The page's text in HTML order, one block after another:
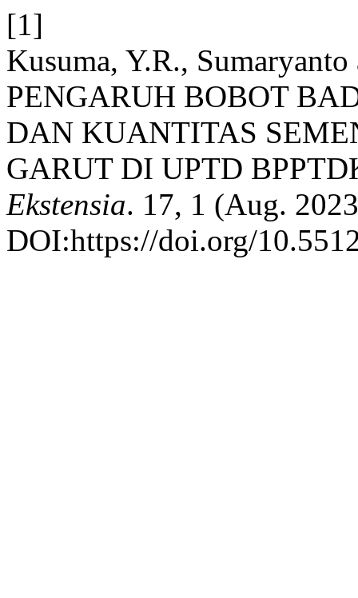
[1]
Kusuma, Y.R.,
PENGARUH BOBOT
DAN KUANTITAS
GARUT DI UPTD
Ekstensia. 17, 1 (Aug.
DOI:https://doi.org/